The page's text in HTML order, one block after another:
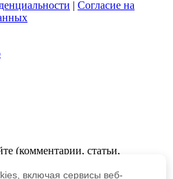
| Согласие на
(комментарии, статьи,
берут на себя всю
материалов и разрешение
включая сервисы веб-